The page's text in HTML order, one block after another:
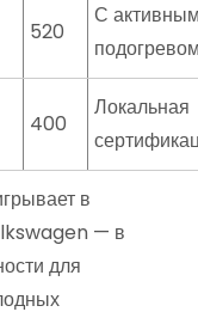
520
С
400
Локальная
в
— в
для